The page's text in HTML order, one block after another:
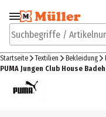
Zur Navigation
springen
Suchbegriffe /
Startseite Textilien Bekleidung
PUMA Jungen Club House